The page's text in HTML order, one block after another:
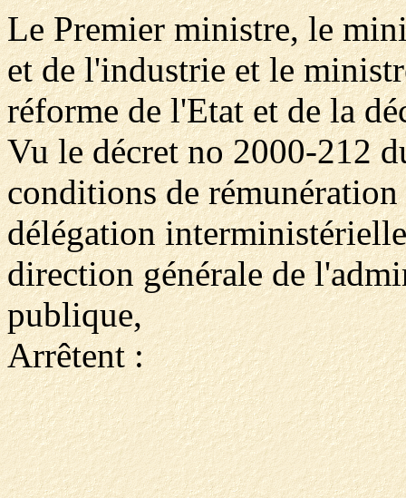
Le Premier ministre, le
et de l'industrie et le
réforme de l'Etat et de la
Vu le décret no 2000-212
conditions de
délégation
direction générale de
publique,
Arrêtent :